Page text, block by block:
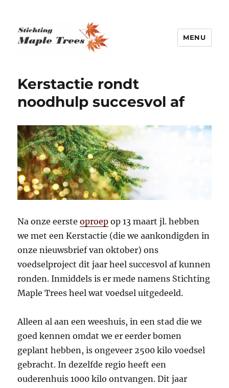
MENU
Kerstactie rondt
noodhulp succesvol af
Na onze eersteoproep op 13 maart jl. hebben
we met een Kerstactie (die we aankondigden in
onze nieuwsbrief van oktober) ons
voedselproject dit jaar heel succesvol af kunnen
ronden. Inmiddels is er mede namens Stichting
Maple Trees heel wat voedsel uitgedeeld.
Alleen al aan een weeshuis, in een stad die we
goed kennen omdat we er eerder bomen
geplant hebben, is ongeveer 2500 kilo voedsel
gebracht. In dezelfde regio heeft een
ouderenhuis 1000 kilo ontvangen. Dit jaar